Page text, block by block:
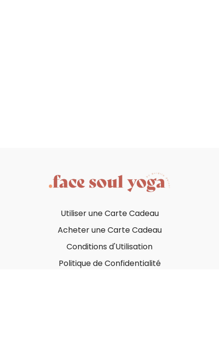
Utiliser une Carte Cadeau
Acheter une Carte Cadeau
Conditions d'Utilisation
Politique de Confidentialité